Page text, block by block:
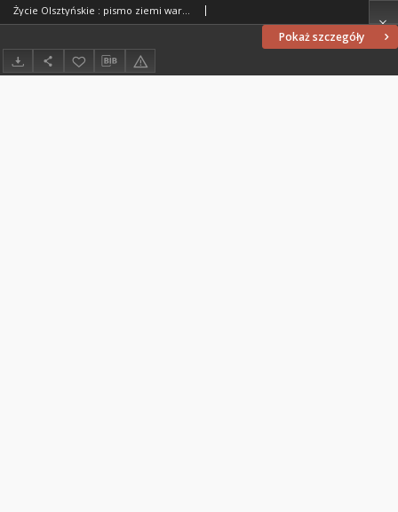
Pokaż szczegóły
Życie Olsztyńskie : pismo ziemi warmińsko-mazurskiej, 1954, nr 271